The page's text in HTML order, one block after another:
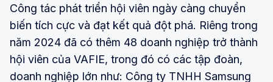
Công tác phát triển hội viên ngày càng chuyển
biến tích cực và đạt kết quả đột phá. Riêng trong
năm 2024 đã có thêm 48 doanh nghiệp trở thành
hội viên của VAFIE, trong đó có các tập đoàn,
doanh nghiệp lớn như: Công ty TNHH Samsung